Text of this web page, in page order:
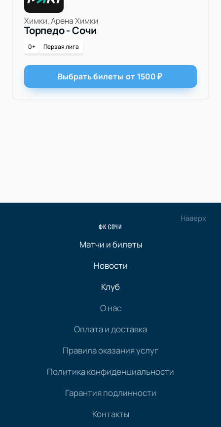
Химки, Арена Химки
Торпедо - Сочи
0+ Первая лига
Выбрать билеты от 1500₽
Наверх
ФК СОЧИ
Матчи и билеты
Новости
Клуб
О нас
Оплата и доставка
Правила оказания услуг
Политика конфиденциальности
Гарантия подлинности
Контакты